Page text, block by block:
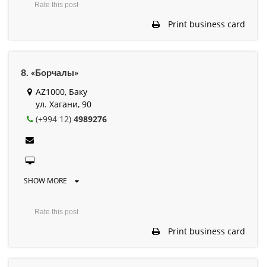
Rate this post
Print business card
8. «Борчалы»
AZ1000, Баку
ул. Хагани, 90
(+994 12) 4989276
SHOW MORE
Rate this post
Print business card